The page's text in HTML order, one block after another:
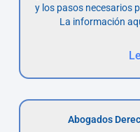
y los pasos necesarios
La información
Abogados